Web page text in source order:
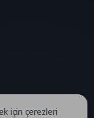
için çerezleri